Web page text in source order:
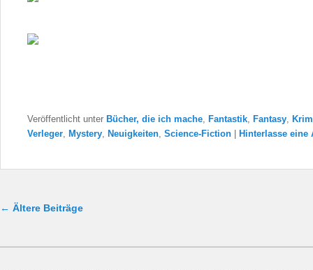
Veröffentlicht unter Bücher, die ich mache, Fantastik, Fantasy,
Verleger, Mystery, Neuigkeiten, Science-Fiction Hinterlasse eine
Beitragsnavigation
← Ältere Beiträge